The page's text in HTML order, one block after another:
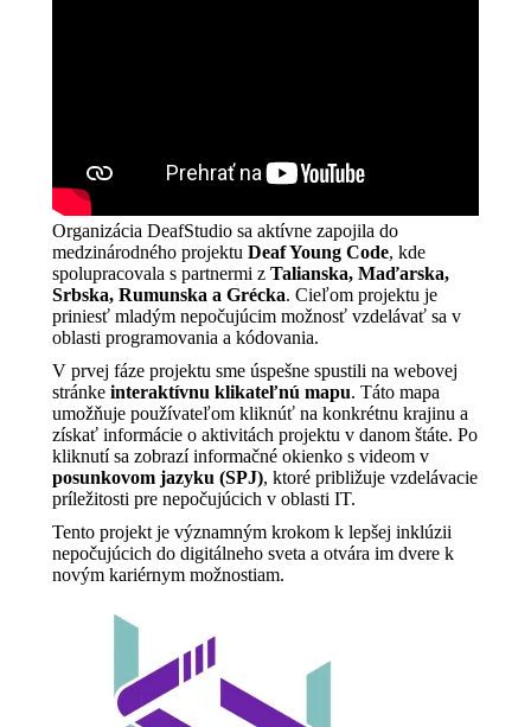
Organizácia DeafStudio sa aktívne zapojila do
medzinárodného projektu Deaf Young Code, kde
spolupracovala s partnermi z Talianska, Maďarska,
Srbska, Rumunska a Grécka. Cieľom projektu je
priniesť mladým nepočujúcim možnosť vzdelávať sa v
oblasti programovania a kódovania.
V prvej fáze projektu sme úspešne spustili na webovej
stránke interaktívnu klikateľnú mapu. Táto mapa
umožňuje používateľom kliknúť na konkrétnu krajinu a
získať informácie o aktivitách projektu v danom štáte. Po
kliknutí sa zobrazí informačné okienko s videom v
posunkovom jazyku (SPJ), ktoré približuje vzdelávacie
príležitosti pre nepočujúcich v oblasti IT.
Tento projekt je významným krokom k lepšej inklúzii
nepočujúcich do digitálneho sveta a otvára im dvere k
novým kariérnym možnostiam.